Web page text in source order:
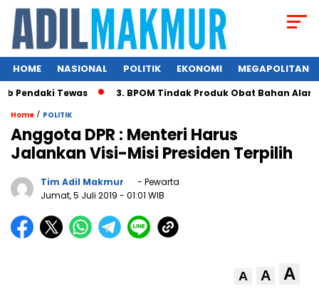
HOME NASIONAL POLITIK EKONOMI MEGAPOLITAN
Tewas 3. BPOM Tindak Produk Obat Bahan Alam
Home / POLITIK
Anggota DPR : Menteri Harus
Jalankan Visi-Misi Presiden Terpilih
Tim Adil Makmur
- Pewarta
Jumat, 5 Juli 2019 - 01:01 WIB
A A A